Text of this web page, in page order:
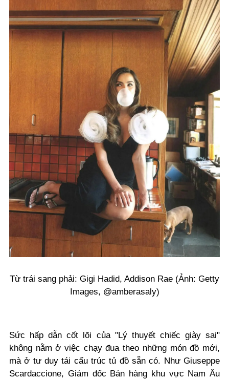
Từ trái sang phải: Gigi Hadid, Addison Rae (Ảnh: Getty
Images, @amberasaly)
Sức hấp dẫn cốt lõi của "Lý thuyết chiếc giày sai"
không nằm ở việc chạy đua theo những món đồ mới,
mà ở tư duy tái cấu trúc tủ đồ sẵn có. Như Giuseppe
Scardaccione, Giám đốc Bán hàng khu vực Nam Âu